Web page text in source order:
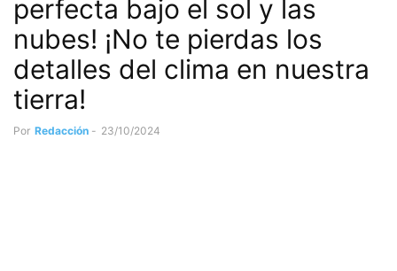
perfecta bajo el sol y las
nubes! ¡No te pierdas los
detalles del clima en nuestra
tierra!
Por Redacción - 23/10/2024